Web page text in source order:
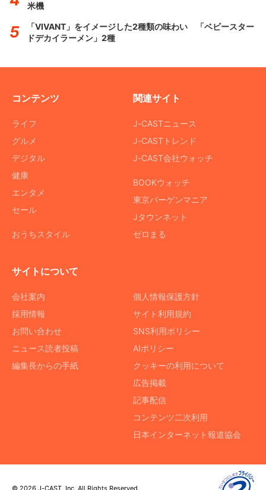
米機
「VIVANT」をイメージした2種類の味わい 「ベビースター
ドデカイラーメン」2種
コンテンツ
ライフ
グルメ
デジタル
健康
エンタメ
セール
おうちスタイル
関連サイト
J-CASTニュース
J-CASTトレンド
J-CAST会社ウォッチ
BOOKウォッチ
東京バーゲンマニア
Jタウンネット
ゼロまる
サイトについて
会社案内
採用情報
お問い合わせ
ニュース読者投稿
編集長からの手紙
個人情報保護方針
サイト利用規約
SNS利用ポリシー
AIポリシー
クッキーの利用について
広告掲載
記事配信
コンテンツ二次利用
日本インターネット報道協会